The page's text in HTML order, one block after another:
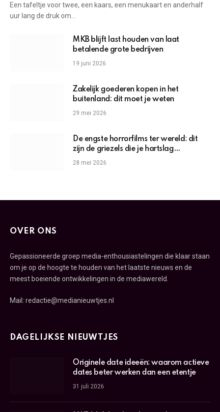
Een tafeltje voor twee, een kaars, een menukaart en anderhalf
uur lang de druk om…
MKB blijft last houden van laat
betalende grote bedrijven
19 juni 2026
Zakelijk goederen kopen in het
buitenland: dit moet je weten
29 mei 2026
De engste horrorfilms ter wereld: dit
zijn de griezels die je hartslag
omhoogjagen
28 mei 2026
OVER ONS
Gepassioneerde groep media-enthousiastelingen die klaar staan
om je op de hoogte te houden van het laatste nieuws en de
meest boeiende ontwikkelingen in de mediawereld.
Mail: redactie@medianieuwtjes.nl
DAGELIJKSE NIEUWTJES
Originele date ideeën: waarom actieve
dates beter werken dan een etentje
31 juli 2026